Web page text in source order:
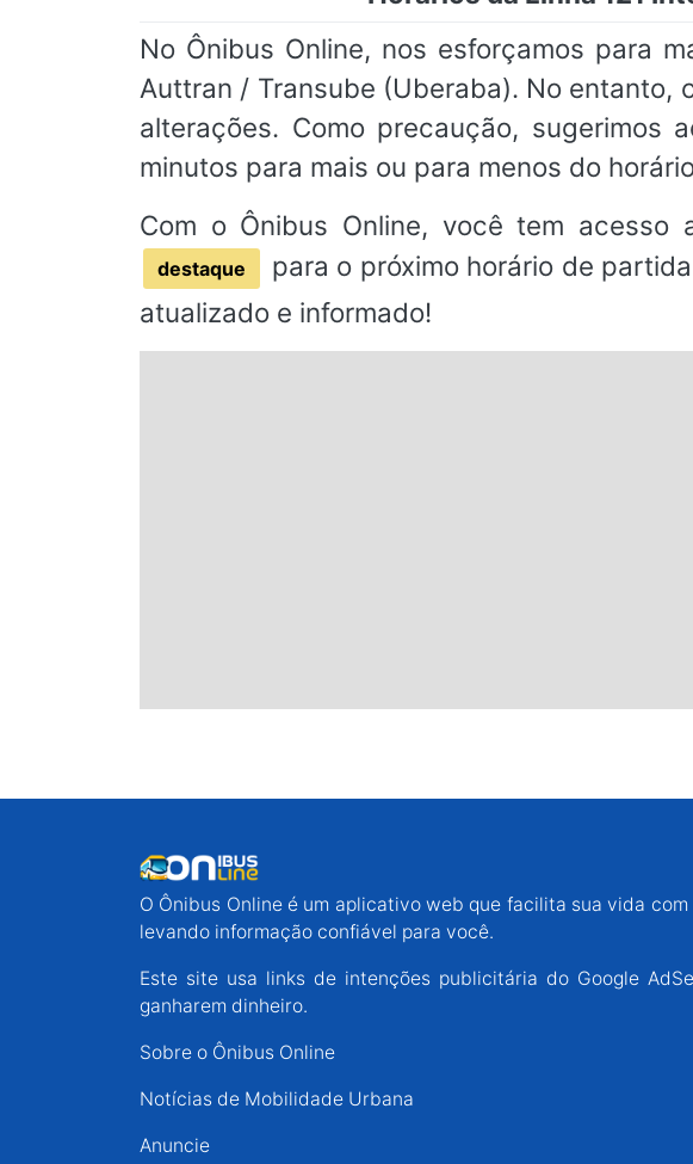
No Ônibus Online, nos esforçamos para
Auttran / Transube (Uberaba). No
alterações. Como precaução, sugerimos
minutos para mais ou para menos do
Com o Ônibus Online, você tem
destaque
para o próximo horário de
atualizado e informado!
O Ônibus Online é um aplicativo web que facilita sua vida
levando informação confiável para você.
Este site usa links de intenções publicitária do Google
ganharem dinheiro.
Sobre o Ônibus Online
Notícias de Mobilidade Urbana
Anuncie